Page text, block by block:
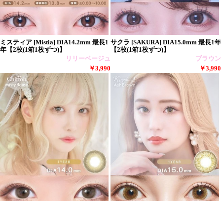
ミスティア [Mistia] DIA14.2mm 最長1
年【2枚(1箱1枚ずつ)】
リリーベージュ
￥3,990
サクラ [SAKURA] DIA15.0mm 最長1年
【2枚(1箱1枚ずつ)】
ブラウン
￥3,990